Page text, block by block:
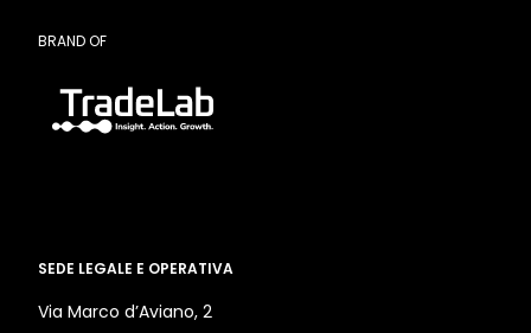
BRAND OF
SEDE LEGALE E OPERATIVA
Via Marco d’Aviano, 2